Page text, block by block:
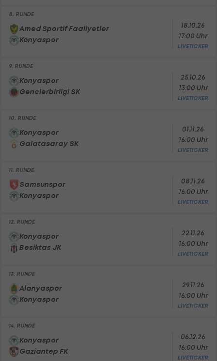
8. RUNDE
Amed Sportif Faaliyetler
Konyaspor
18.10.26
17:00 Uhr
LIVETICKER
9. RUNDE
Konyaspor
Genclerbirligi SK
25.10.26
13:00 Uhr
LIVETICKER
10. RUNDE
Konyaspor
Galatasaray SK
01.11.26
16:00 Uhr
LIVETICKER
11. RUNDE
Samsunspor
Konyaspor
08.11.26
16:00 Uhr
LIVETICKER
12. RUNDE
Konyaspor
Besiktas JK
22.11.26
16:00 Uhr
LIVETICKER
13. RUNDE
Alanyaspor
Konyaspor
29.11.26
16:00 Uhr
LIVETICKER
14. RUNDE
Konyaspor
Gaziantep FK
06.12.26
16:00 Uhr
LIVETICKER